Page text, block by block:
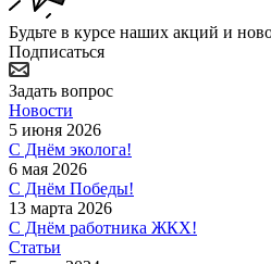
Будьте в курсе наших акций и
Подписаться
Задать вопрос
Новости
5 июня 2026
С Днём эколога!
6 мая 2026
С Днём Победы!
13 марта 2026
С Днём работника ЖКХ!
Статьи